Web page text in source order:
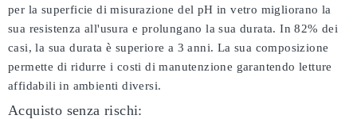
per la superficie di misurazione del pH in vetro migliorano la
sua resistenza all'usura e prolungano la sua durata. In 82% dei
casi, la sua durata è superiore a 3 anni. La sua composizione
permette di ridurre i costi di manutenzione garantendo letture
affidabili in ambienti diversi.
Acquisto senza rischi: